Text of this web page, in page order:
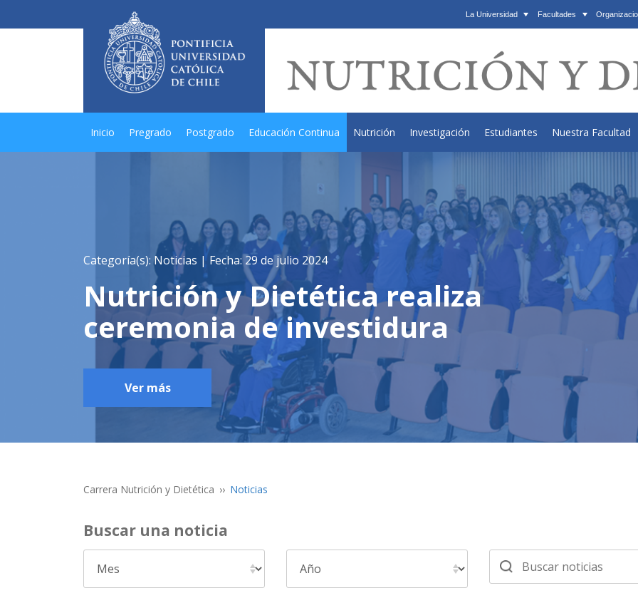
La Universidad Facultades
Inicio Pregrado Postgrado Educación Continua Nutrición Investigación Estudiantes Nuestra Facultad
Categoría(s): Noticias |Fecha: 29 de julio 2024
Nutrición y Dietética realiza
ceremonia de investidura
Ver más
Carrera Nutrición y Dietética Noticias
Buscar una noticia